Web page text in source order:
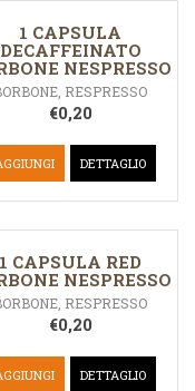
1 CAPSULA
DECAFFEINATO
NESPRESSO
, RESPRESSO
€0,20
DETTAGLIO
1 CAPSULA RED
NESPRESSO
, RESPRESSO
€0,20
DETTAGLIO